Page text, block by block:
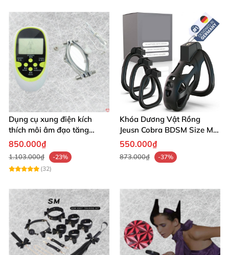
Dụng cụ xung điện kích
thích môi âm đạo tăng
khoái cảm an toàn
850.000₫
1.103.000₫
-23%
(32)
Khóa Dương Vật Rồng
Jeusn Cobra BDSM Size M
Cao Cấp
550.000₫
873.000₫ -37%